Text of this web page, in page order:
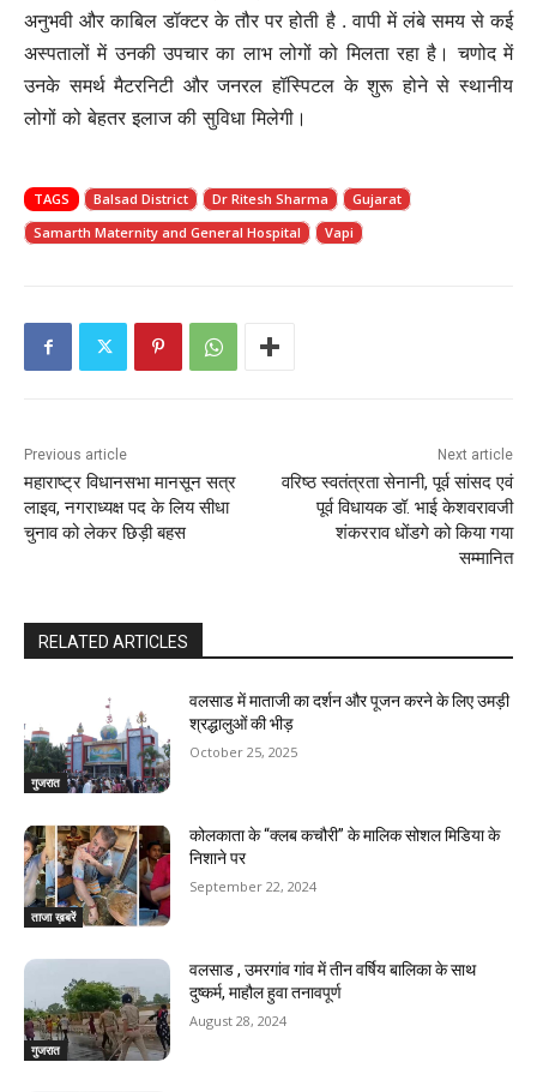
अनुभवी और काबिल डॉक्टर के तौर पर होती है . वापी में लंबे समय से कई
अस्पतालों में उनकी उपचार का लाभ लोगों को मिलता रहा है। चणोद में
उनके समर्थ मैटरनिटी और जनरल हॉस्पिटल के शुरू होने से स्थानीय
लोगों को बेहतर इलाज की सुविधा मिलेगी।
TAGS Balsad District Dr Ritesh Sharma
Gujarat
Samarth Maternity and General Hospital
Vapi
Previous article
महाराष्ट्र विधानसभा मानसून सत्र
लाइव, नगराध्यक्ष पद के लिय सीधा
चुनाव को लेकर छिड़ी बहस
Next article
वरिष्ठ स्वतंत्रता सेनानी, पूर्व सांसद एवं
पूर्व विधायक डॉ. भाई केशवरावजी
शंकरराव धोंडगे को किया गया
सम्मानित
RELATED ARTICLES
गुजरात
वलसाड में माताजी का दर्शन और पूजन करने के लिए उमड़ी
श्रद्धालुओं की भीड़
October 25, 2025
ताजा ख़बरें
कोलकाता के “क्लब कचौरी” के मालिक सोशल मिडिया के
निशाने पर
September 22, 2024
गुजरात
वलसाड , उमरगांव गांव में तीन वर्षिय बालिका के साथ
दुष्कर्म, माहौल हुवा तनावपूर्ण
August 28, 2024